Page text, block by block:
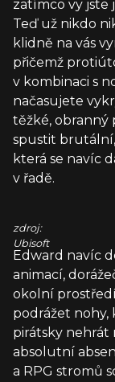
zatímco vy
Teď už nikdo
klidně na vás
přičemž
v kombinaci s
načasujete
těžké,
spustit
která se navíc
v řadě.
zdroj:
Ubisoft
Edward navíc
animací,
okolní
podrážet nohy,
pirátsky nehrát
absolutní
a RPG stromů